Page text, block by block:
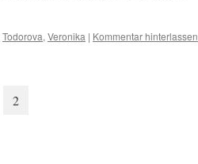
Todorova, Veronika | Kommentar hinterlassen
2